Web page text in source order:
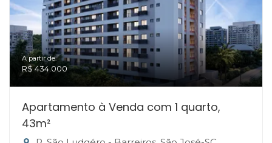
A partir de:
R$ 434.000
Apartamento à Venda com 1 quarto,
43m²